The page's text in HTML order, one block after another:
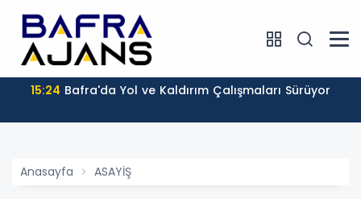
15:24 Bafra'da Yol ve Kaldırım Çalışmaları Sürüyor
Anasayfa ASAYİŞ